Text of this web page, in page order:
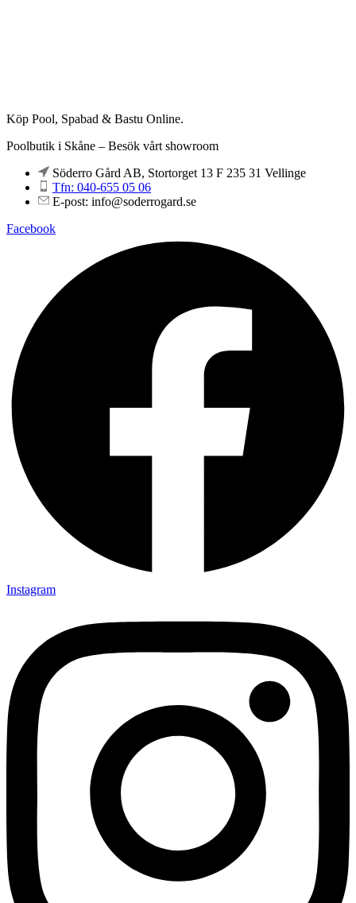
Köp Pool, Spabad & Bastu Online.
Poolbutik i Skåne – Besök vårt showroom
Söderro Gård AB, Stortorget 13 F 235 31 Vellinge
Tfn: 040-655 05 06
E-post: info@soderrogard.se
Facebook
Instagram